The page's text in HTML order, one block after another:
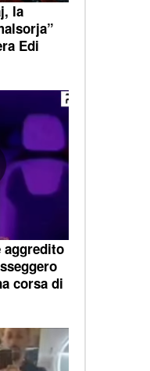
la
Edi
aggredito
corsa di